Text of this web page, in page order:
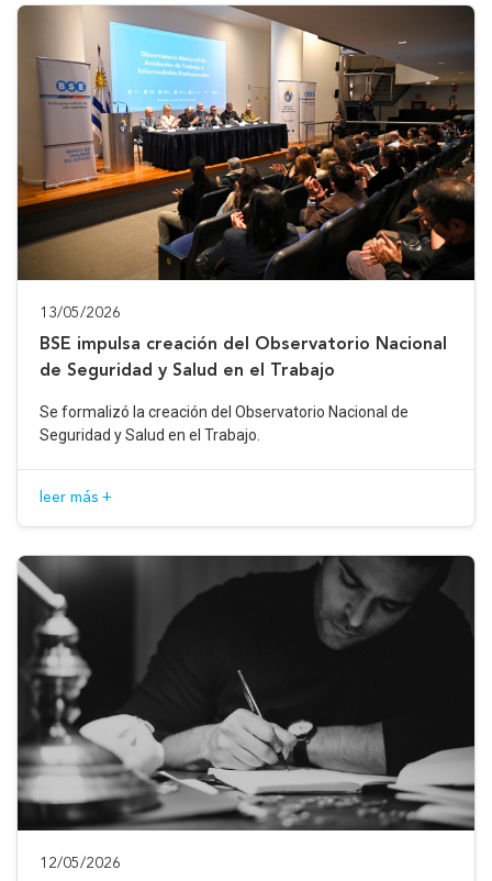
13/05/2026
BSE impulsa creación del Observatorio Nacional
de Seguridad y Salud en el Trabajo
Se formalizó la creación del Observatorio Nacional de
Seguridad y Salud en el Trabajo.
leer más +
12/05/2026